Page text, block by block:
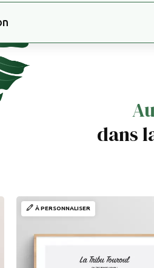
dans
À PERSONNALISER